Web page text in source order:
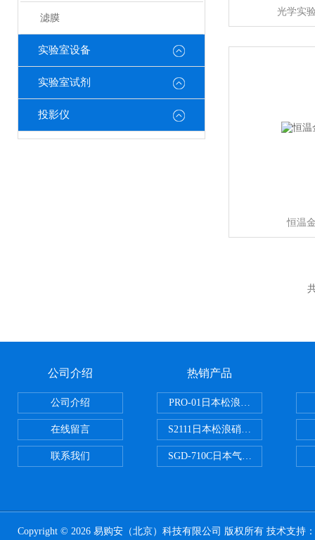
滤膜
实验室设备
实验室试剂
投影仪
光学实
恒温
公司介绍
公司介绍
在线留言
联系我们
热销产品
PRO-01日本松浪硝子玻璃制品载
S2111日本松浪硝子载玻片
SGD-710C日本气体分割器
Copyright © 2026 易购安（北京）科技有限公司 版权所有 技术支持：